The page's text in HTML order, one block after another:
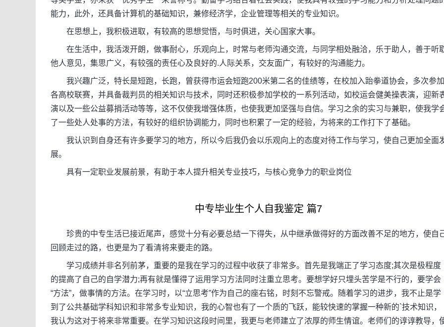
能力，此外，还具备计算机的基础知识，兼修经济学，企业管理等相关的专业知识。
在思想上，我积极进取，有较高的思想觉悟，与时俱进，关心国家大事。
在生活中，我活泼开朗，做事耐心，乐观向上，时常与老师沟通交流，与同学相处融洽，乐于助人，善于听
他人意见，集思广义，有较强的责任心及良好的.人际关系，交友面广，有较好的沟通能力。
我兴趣广泛，特长是短跑，长跑，曾获得市运会短跑200米第二名的佳绩等，在校加入跆拳道协会，多次参加
各高校联赛，并具备裁判员的相关知识与技术，同时还积极参加学校的一系列活动，如校运会健美操表演，迎新
演以及一些公益募捐活动等等，这不仅使我增强体质，也使我更加坚强与自信。学习之余的实习与兼职，使我学
了一些处人处事的方法，有较好的组织协调能力，同时也积累了一定的经验，为将来的工作打下了基础。
我认识到自身还有许多要学习的地方，所以今后我仍会以乐观向上的态度对待工作与学习，使自己更加全面
展。
具有一定职业发展前景，有助于本人提升相关专业技巧，与核心竞争力的职业岗位
中专毕业生个人自我鉴定 篇7
珍贵的中专生活已接近尾声，感觉十分有必要总结一下得失，从中继承做得好的方面改善不足的地方，使自
回顾走过的路，也更是为了看清将来要走的路。
学习成绩并非名列前茅，重要的是我在学习的过程中收获了非常多。首先是我端正了学习态度;其次是极程度
的提高了自己的自学潜力;再有就是懂得了运用学习方法同时注重立思考。要想学好只埋头苦学是不行的，要学会
“方法”，做事情的方法。在学习时，以“立思考”作为自己的座右铭，时刻不忘警戒。随着学习的进步，我不止是学
到了公共基础学科知识和非常多专业知识，我的心智也有了一个质的飞跃，能较快速的掌握一种新的`技术知识，
我认为这对于将来非常重要。在学习知识这段时间里，我更与老师建立了浓厚的师生情谊。老师们的谆谆教导，